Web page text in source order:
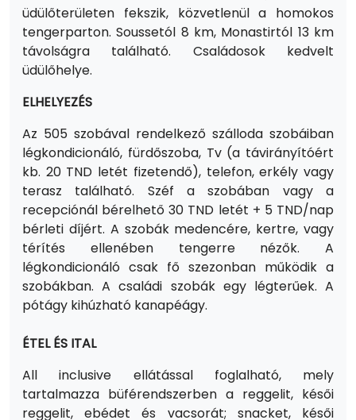
üdülőterületen fekszik, közvetlenül a homokos
tengerparton. Soussetól 8 km, Monastirtól 13 km
távolságra található. Családosok kedvelt
üdülőhelye.
ELHELYEZÉS
Az 505 szobával rendelkező szálloda szobáiban
légkondicionáló, fürdőszoba, Tv (a távirányítóért
kb. 20 TND letét fizetendő), telefon, erkély vagy
terasz található. Széf a szobában vagy a
recepciónál bérelhető 30 TND letét + 5 TND/nap
bérleti díjért. A szobák medencére, kertre, vagy
térítés ellenében tengerre nézők. A
légkondicionáló csak fő szezonban működik a
szobákban. A családi szobák egy légterűek. A
pótágy kihúzható kanapéágy.
ÉTEL ÉS ITAL
All inclusive ellátással foglalható, mely
tartalmazza büférendszerben a reggelit, késői
reggelit, ebédet és vacsorát; snacket, késői